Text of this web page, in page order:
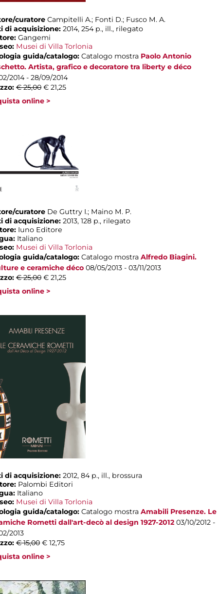
curatore Campitelli A.; Fonti D.; Fusco M. A.
di acquisizione: 2014, 254 p., ill., rilegato
Gangemi
Musei di Villa Torlonia
guida/catalogo: Catalogo mostra Paolo Antonio
Artista, grafico e decoratore tra liberty e déco
2014 - 28/09/2014
€ 25,00 € 21,25
online >
curatore De Guttry I.; Maino M. P.
di acquisizione: 2013, 128 p., rilegato
Iuno Editore
Italiano
Musei di Villa Torlonia
guida/catalogo: Catalogo mostra Alfredo Biagini.
e ceramiche déco 08/05/2013 - 03/11/2013
€ 25,00 € 21,25
online >
di acquisizione: 2012, 84 p., ill., brossura
Palombi Editori
Italiano
Musei di Villa Torlonia
guida/catalogo: Catalogo mostra Amabili Presenze. Le
Rometti dall'art-decò al design 1927-2012 03/10/2012 -
2013
€ 15,00 € 12,75
online >